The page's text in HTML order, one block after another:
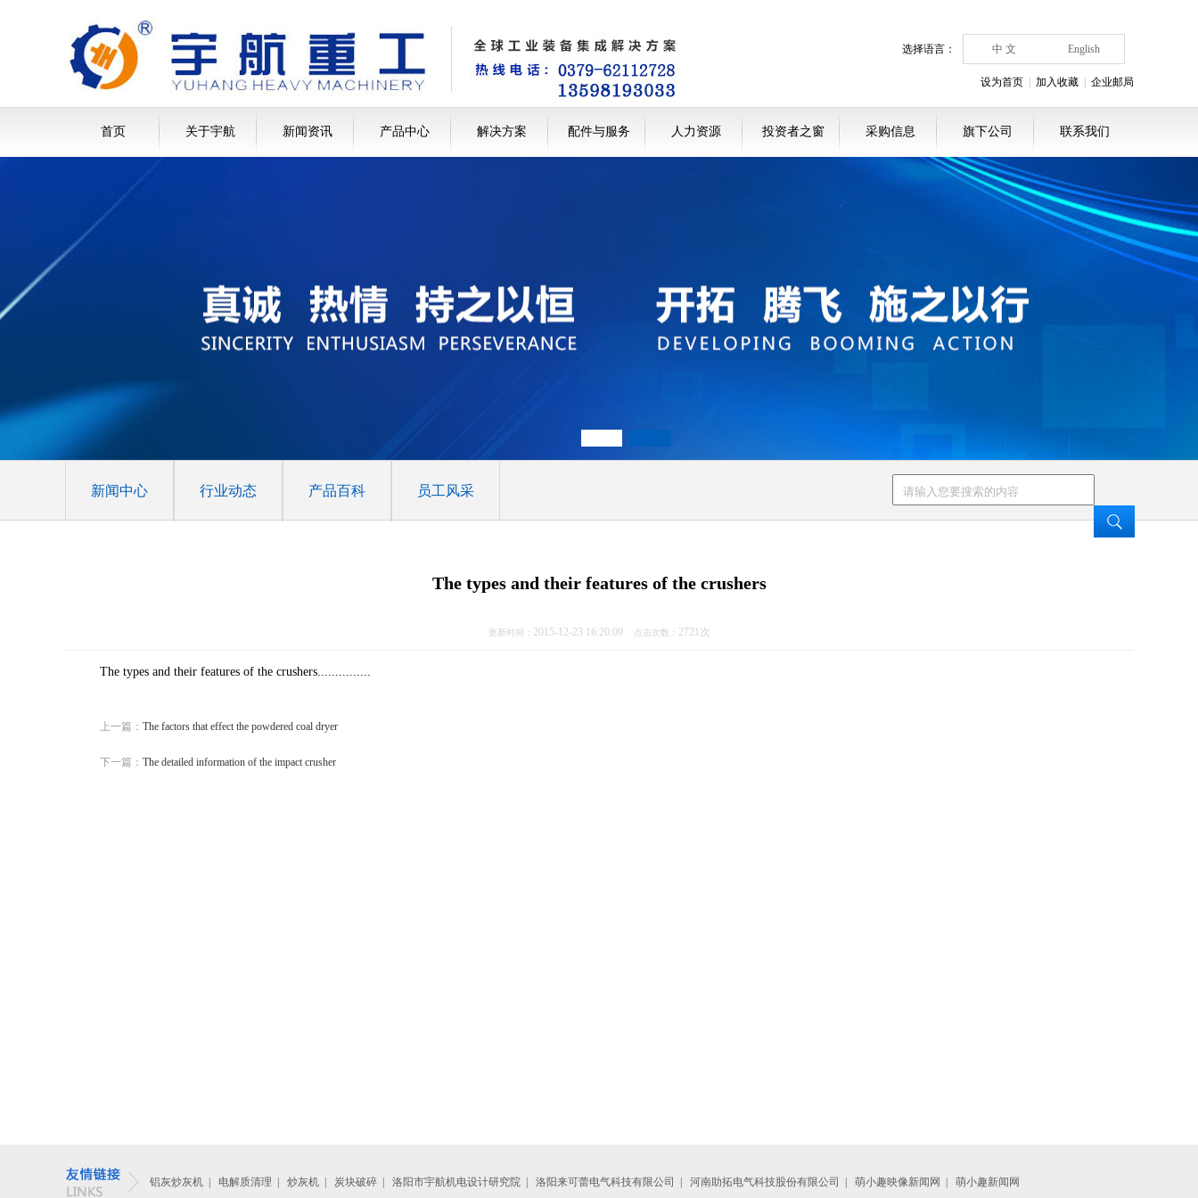
选择语言： 中 文 English
设为首页 加入收藏 企业邮局
首页 关于宇航 新闻资讯 产品中心 解决方案 配件与服务 人力资源 投资者之窗 采购信息 旗下公司 联系我们
新闻中心 行业动态 产品百科 员工风采
The types and their features of the crushers
更新时间： 2015-12-23 16:20:09 点击次数： 2721次
The types and their features of the crushers...............
上一篇： The factors that effect the powdered coal dryer
下一篇： The detailed information of the impact crusher
铝灰炒灰机 电解质清理 炒灰机 炭块破碎 洛阳市宇航机电设计研究院 洛阳来可蕾电气科技有限公司 河南助拓电气科技股份有限公司 萌小趣映像新闻网 萌小趣新闻网